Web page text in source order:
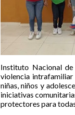
Instituto Nacional
violencia
niñas, niños y
iniciativas
protectores para